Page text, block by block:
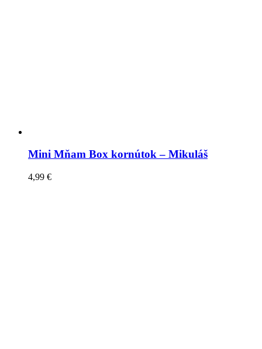
Mini Mňam Box kornútok – Mikuláš
4,99 €